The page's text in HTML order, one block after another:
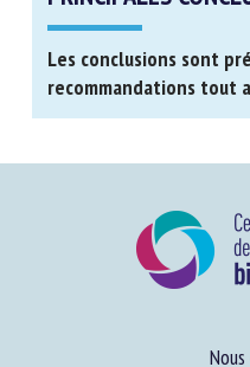
PRINCIPALES
Les conclusions sont